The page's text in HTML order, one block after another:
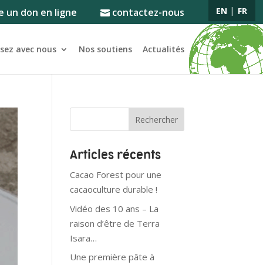
un don en ligne contactez-nous
avec nous Nos soutiens Actualités
Articles récents
Cacao Forest pour une
cacaoculture durable !
Vidéo des 10 ans – La
raison d’être de Terra
Isara…
Une première pâte à
EN FR